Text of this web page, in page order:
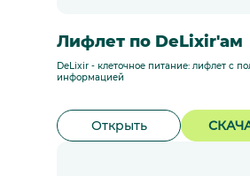
Лифлет по DeLixir'ам
DeLixir - клеточное питание: лифлет с
информацией
Открыть